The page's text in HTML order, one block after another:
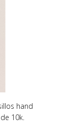
hand
10k.